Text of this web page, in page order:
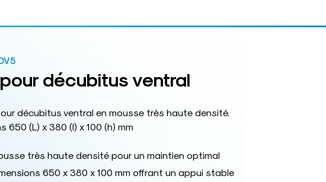
décubitus ventral
décubitus ventral en mousse très haute densité.
650 (L) x 380 (l) x 100 (h) mm
très haute densité pour un maintien optimal
650 x 380 x 100 mm offrant un appui stable